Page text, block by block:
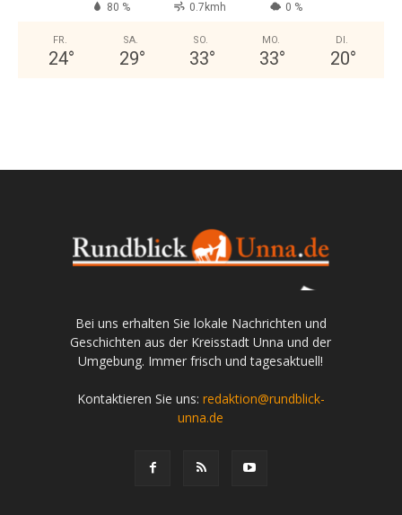
80 % 0.7kmh 0 %
FR.
24°
SA.
29°
SO.
33°
MO.
33°
DI.
20°
Bei uns erhalten Sie lokale Nachrichten und
Geschichten aus der Kreisstadt Unna und der
Umgebung. Immer frisch und tagesaktuell!
Kontaktieren Sie uns: redaktion@rundblick-
unna.de